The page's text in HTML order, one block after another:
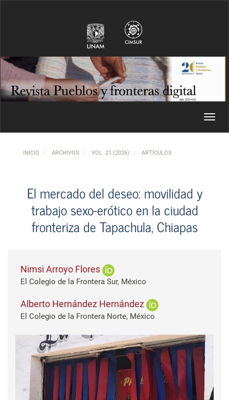
INICIO ARCHIVOS VOL. 21 (2026) ARTÍCULOS
El mercado del deseo: movilidad y
trabajo sexo-erótico en la ciudad
fronteriza de Tapachula, Chiapas
Nimsi Arroyo Flores
El Colegio de la Frontera Sur, México
Alberto Hernández Hernández
El Colegio de la Frontera Norte, México
Barra lateral del artículo